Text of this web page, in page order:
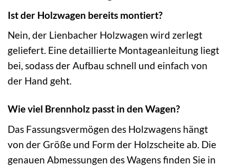
Ist der Holzwagen bereits montiert?
Nein, der Lienbacher Holzwagen wird zerlegt
geliefert. Eine detaillierte Montageanleitung liegt
bei, sodass der Aufbau schnell und einfach von
der Hand geht.
Wie viel Brennholz passt in den Wagen?
Das Fassungsvermögen des Holzwagens hängt
von der Größe und Form der Holzscheite ab. Die
genauen Abmessungen des Wagens finden Sie in